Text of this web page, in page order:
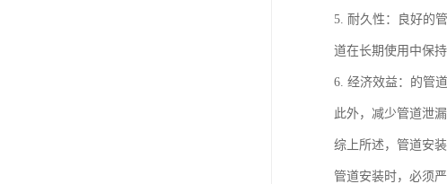
5. 耐久性：良好的
道在长期使用中保持
6. 经济效益：的管
此外，减少管道泄
综上所述，管道安
管道安装时，必须